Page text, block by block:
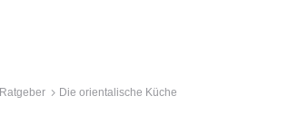
Ratgeber Die orientalische Küche